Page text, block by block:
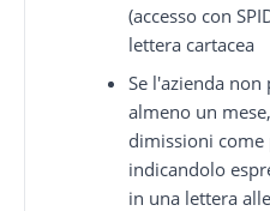
(accesso con
lettera cartacea
Se l'azienda
almeno un
dimissioni come
indicandolo
in una lettera